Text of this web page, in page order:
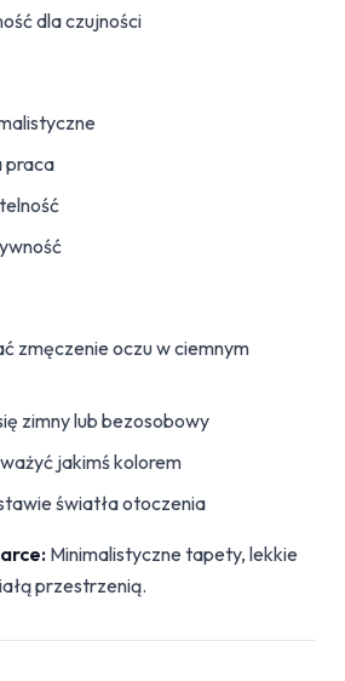
dla czujności
praca
zmęczenie oczu w ciemnym
zimny lub bezosobowy
jakimś kolorem
światła otoczenia
Minimalistyczne tapety, lekkie
przestrzenią.